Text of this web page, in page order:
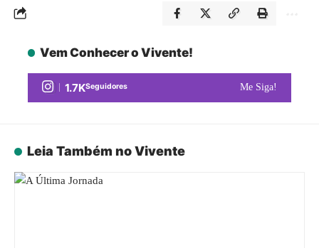
Vem Conhecer o Vivente!
1.7KSeguidores Me Siga!
Leia Também no Vivente